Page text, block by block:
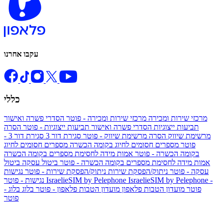
עקבו אחרנו
כללי
מרכזי שירות ומכירה מרכזי שירות ומכירה - פוטר הסדרי פשרה ואישור
תביעות ייצוגיות הסדרי פשרה ואישור תביעות ייצוגיות - פוטר הסרה
מרשימת שיווק הסרה מרשימת שיווק - פוטר סגירת דור 3
סגירת דור 3 -
פוטר מספרים חסומים לחיוג בקומה הכשרה מספרים חסומים לחיוג
בקומה הכשרה - פוטר אמות מידה לחסימת מספרים בקומה הכשרה
אמות מידה לחסימת מספרים בקומה הכשרה - פוטר ביטול עסקה ביטול
עסקה - פוטר ניתוק/הפסקת שירות ניתוק/הפסקת שירות - פוטר נגישות
IsraelieSIM by Pelephone IsraelieSIM by Pelephone -
פוטר מועדון הטבות פלאפון מועדון הטבות פלאפון - פוטר בלוג בלוג -
פוטר